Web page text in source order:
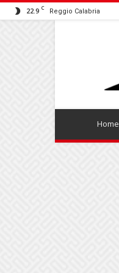
22.9 C Reggio Calabria
Home